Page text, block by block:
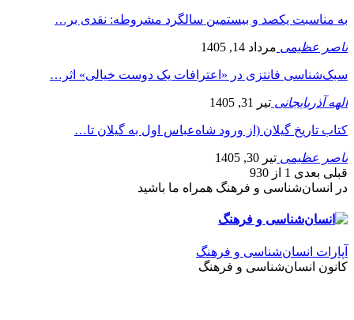
به مناسبت یکصد و بیستمین سالگرد مشروطه: نقدی بر…
ناصر عظیمی مرداد 14, 1405
سبک‌شناسی فانتزی در «اعترافات یک دوست خیالی» اثر…
الهه آذربایجانی تیر 31, 1405
کتاب تاریخ گیلان (از ورود شاه‌عباس اول به گیلان تا…
ناصر عظیمی تیر 30, 1405
قبلی بعدی 1 از 930
در انسان‌شناسی و فرهنگ همراه ما باشید
آپارات انسان‌شناسی و فرهنگ
کانون انسان‌شناسی و فرهنگ